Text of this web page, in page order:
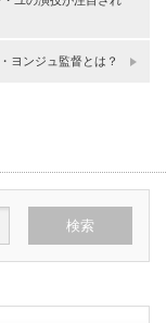
ヨンジュ監督とは？